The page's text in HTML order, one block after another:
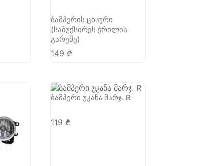
ბამპერის ცხაური
(საბუქსირეს ჭრილის
გარეშე)
149 ₾
ბამპერი უკანა მარჯ. R
119 ₾